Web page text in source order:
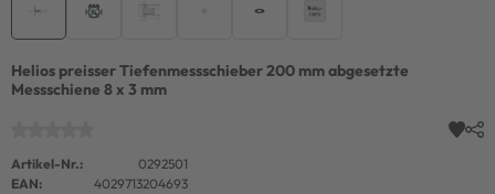
Helios preisser Tiefenmessschieber 200 mm abgesetzte
Messschiene 8 x 3 mm
Artikel-Nr.:
0292501
EAN:
4029713204693